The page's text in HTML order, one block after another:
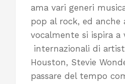
ama vari generi
pop al rock, ed anche
vocalmente si ispira a
internazionali di
Houston, Stevie
passare del tempo